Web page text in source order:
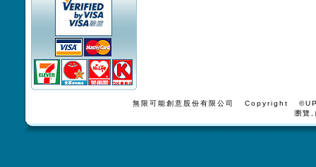
無限可能創意股份有限公司 Copyright
瀏